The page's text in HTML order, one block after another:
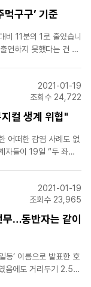
구구’ 기준
비 11분의 1로 줄었습니
연하지 못했다는 건 사
2021-01-19
조회수 24,722
컬 생계 위협"
어떠한 감염 사례도 없
자들이 19일 “두 좌석
2021-01-19
조회수 23,965
…동반자는 같이
동’ 이름으로 발표한 호
음에도 거리두기 2.5단